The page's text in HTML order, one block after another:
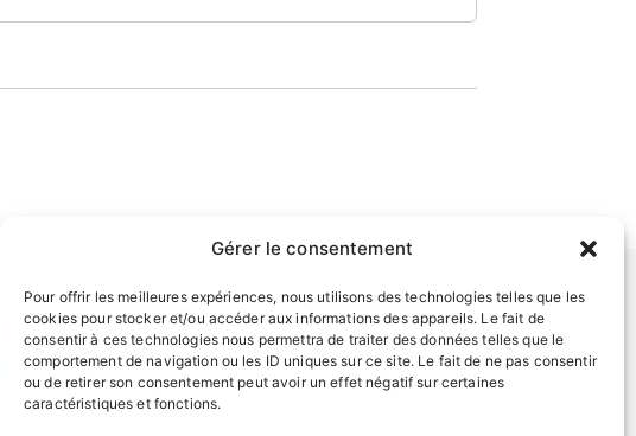
Gérer le consentement
Pour offrir les meilleures expériences, nous utilisons des technologies telles que les
cookies pour stocker et/ou accéder aux informations des appareils. Le fait de
consentir à ces technologies nous permettra de traiter des données telles que le
comportement de navigation ou les ID uniques sur ce site. Le fait de ne pas consentir
ou de retirer son consentement peut avoir un effet négatif sur certaines
caractéristiques et fonctions.
INFORMATIONS LÉGALES
Mentions légales
Politique de confidentialité